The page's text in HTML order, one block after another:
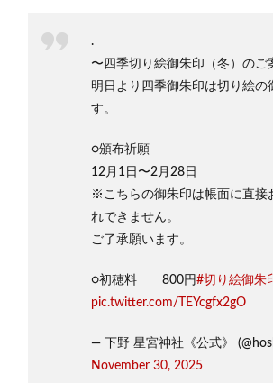
.
〜四季切り絵御朱印（冬）のご
明日より四季御朱印は切り絵の
す。
○頒布祈願
12月1日〜2月28日
※こちらの御朱印は帳面に直接
れできません。
ご了承願います。
○初穂料 800円#切り絵御朱
pic.twitter.com/TEYcgfx2gO
— 下野 星宮神社《公式》
November 30, 2025